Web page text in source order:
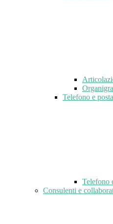
Telefono e
Telefono
Consulenti e